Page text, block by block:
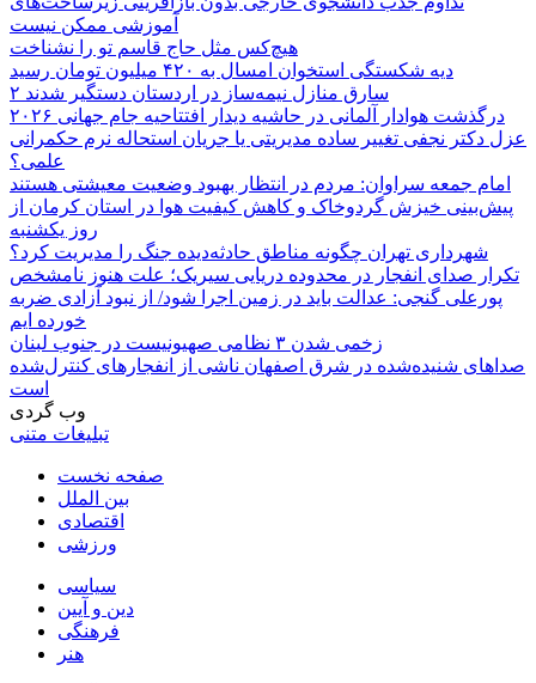
آموزشی ممکن نیست
هیچ‌کس مثل حاج قاسم تو را نشناخت
دیه شکستگی استخوان امسال به ۴۲۰ میلیون تومان رسید
۲ سارق منازل نیمه‌ساز در اردستان دستگیر شدند
درگذشت هوادار آلمانی در حاشیه دیدار افتتاحیه جام جهانی ۲۰۲۶
عزل دکتر نجفی تغییر ساده مدیریتی یا جریان استحاله نرم حکمرانی
علمی؟
امام جمعه سراوان: مردم در انتظار بهبود وضعیت معیشتی هستند
پیش‌بینی خیزش گردوخاک و کاهش کیفیت هوا در استان کرمان از
روز یکشنبه
شهرداری تهران چگونه مناطق حادثه‌دیده جنگ را مدیریت کرد؟
تکرار صدای انفجار در محدوده دریایی سیریک؛ علت هنوز نامشخص
پورعلی گنجی: عدالت باید در زمین اجرا شود/ از نبود آزادی ضربه
خورده ایم
زخمی شدن ۳ نظامی صهیونیست در جنوب لبنان
صداهای شنیده‌شده در شرق اصفهان ناشی از انفجارهای کنترل‌شده
است
وب گردی
تبلیغات متنی
صفحه نخست
بین الملل
اقتصادی
ورزشی
سیاسی
دین و آیین
فرهنگی
هنر